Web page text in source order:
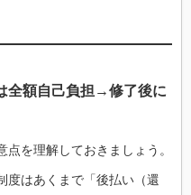
全額自己負担→修了後に
を理解しておきましょう。
度はあくまで「後払い（還